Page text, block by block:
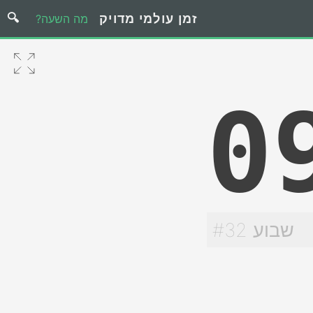
זמן עולמי מדויק מה השעה?
שבוע #32